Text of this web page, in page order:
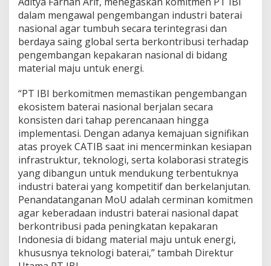
dalam mengawal pengembangan industri baterai
nasional agar tumbuh secara terintegrasi dan
berdaya saing global serta berkontribusi terhadap
pengembangan kepakaran nasional di bidang
material maju untuk energi.
“PT IBI berkomitmen memastikan pengembangan
ekosistem baterai nasional berjalan secara
konsisten dari tahap perencanaan hingga
implementasi. Dengan adanya kemajuan signifikan
atas proyek CATIB saat ini mencerminkan kesiapan
infrastruktur, teknologi, serta kolaborasi strategis
yang dibangun untuk mendukung terbentuknya
industri baterai yang kompetitif dan berkelanjutan.
Penandatanganan MoU adalah cerminan komitmen
agar keberadaan industri baterai nasional dapat
berkontribusi pada peningkatan kepakaran
Indonesia di bidang material maju untuk energi,
khususnya teknologi baterai,” tambah Direktur